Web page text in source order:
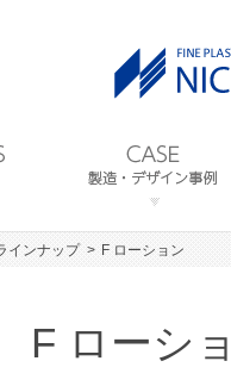
インナップ F ローション
F ローシ